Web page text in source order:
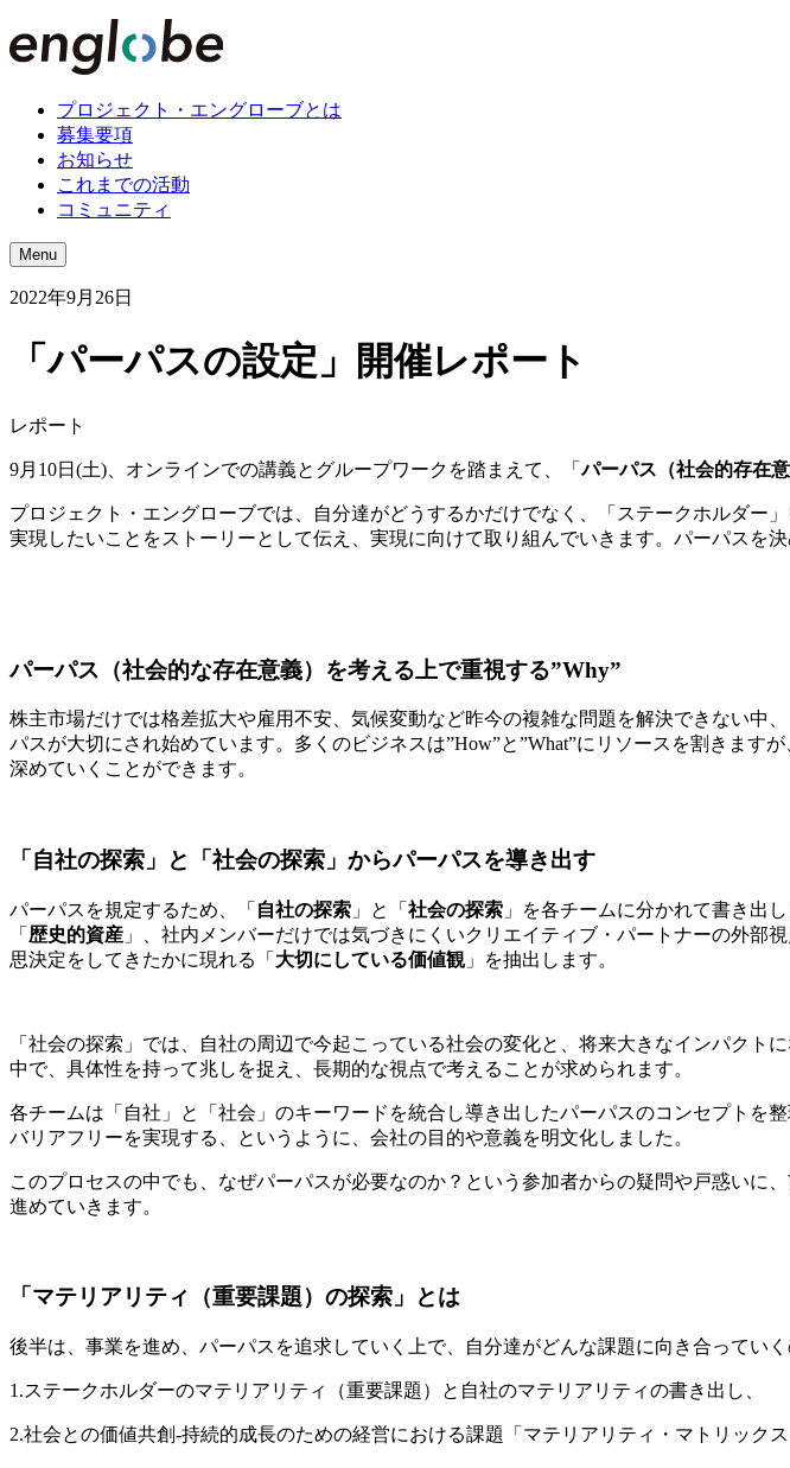
プロジェクト・エングローブとは
募集要項
お知らせ
これまでの活動
コミュニティ
Menu
2022年9月26日
「パーパスの設定」開催レポート
レポート
9月10日(土)、オンラインでの講義とグループワークを踏まえて、「パーパス（社会的存在
プロジェクト・エングローブでは、自分達がどうするかだけでなく、「ステークホルダ
実現したいことをストーリーとして伝え、実現に向けて取り組んでいきます。 パーパスを
パーパス（社会的な存在意義）を考える上で重視する”Why”
株主市場だけでは格差拡大や雇用不安、気候変動など昨今の複雑な問題を解決できない中
パスが大切にされ始めています。多くのビジネスは”How”と”What”にリソースを割きま
深めていくことができます。
「自社の探索」と「社会の探索」からパーパスを導き出す
パーパスを規定するため、「 自社の探索 」と「 社会の探索 」を各チームに分かれて書き出
「 歴史的資産 」、社内メンバーだけでは気づきにくいクリエイティブ・パートナーの外部
思決定をしてきたかに現れる「 大切にしている価値観」を抽出します。
「 社会の探索」では、
自社の周辺で今起こっている社会の変化と、将来大きなインパクト
中で、具体性を持って兆しを捉え、長期的な視点で考えることが求められます。
各チームは「自社」と「社会」のキーワードを統合し導き出したパーパスのコンセプト
バリアフリーを実現する、というように、会社の目的や意義を明文化しました。
このプロセスの中でも、なぜパーパスが必要なのか？という参加者からの疑問や戸惑い
進めていきます。
「マテリアリティ（重要課題）の探索」とは
後半は、事業を進め、パーパスを追求していく上で、自分達がどんな課題に向き合ってい
1.ステークホルダーのマテリアリティ（重要課題）と自社のマテリアリティの書き出し、
2.社会との価値共創-持続的成長のための経営における課題「マテリアリティ・マトリックス